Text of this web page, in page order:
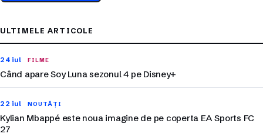
ULTIMELE ARTICOLE
24 iul FILME
Când apare Soy Luna sezonul 4 pe Disney+
22 iul NOUTĂȚI
Kylian Mbappé este noua imagine de pe coperta EA Sports FC
27